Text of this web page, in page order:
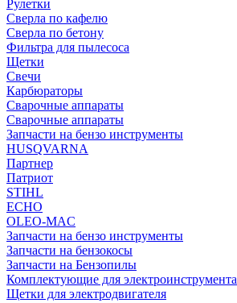
Рулетки
Сверла по кафелю
Сверла по бетону
Фильтра для пылесоса
Щетки
Свечи
Карбюраторы
Сварочные аппараты
Сварочные аппараты
Запчасти на бензо инструменты
HUSQVARNA
Партнер
Патриот
STIHL
ECHO
OLEO-MAC
Запчасти на бензо инструменты
Запчасти на бензокосы
Запчасти на Бензопилы
Комплектующие для электроинструмента
Щетки для электродвигателя